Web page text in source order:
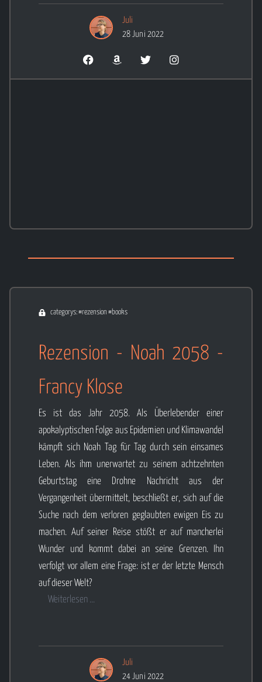
Juli
28 Juni 2022
categorys: #rezension #books
Rezension - Noah 2058 -
Francy Klose
Es ist das Jahr 2058. Als Überlebender einer
apokalyptischen Folge aus Epidemien und Klimawandel
kämpft sich Noah Tag für Tag durch sein einsames
Leben. Als ihm unerwartet zu seinem achtzehnten
Geburtstag eine Drohne Nachricht aus der
Vergangenheit übermittelt, beschließt er, sich auf die
Suche nach dem verloren geglaubten ewigen Eis zu
machen. Auf seiner Reise stößt er auf mancherlei
Wunder und kommt dabei an seine Grenzen. Ihn
verfolgt vor allem eine Frage: ist er der letzte Mensch
auf dieser Welt?
Weiterlesen ...
Juli
24 Juni 2022